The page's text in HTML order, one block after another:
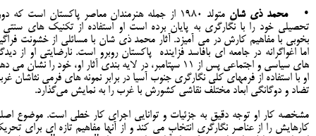
•محمد ذی شان
متولد 1980 از جمله هنرمندان معاصر پاکستان است که
تحصیلی خود را با نگارگری به پایان برده است او استفاده از تکنیک های سنتی
بخوبی با مفاهیم کارش در می آمیزد. آثار محمد ذی شان با مسائلی از خشونت
اما اغواگرانه در جامعه ای بافاسد فزاینده پاکستان روبرو است. نارضایتی او از
های سیاسی و اجتماعی پس از 11 سپتامبر، در لایه بندی آثار او، خود را نشان می
او با استفاده از فرمهای کلی نگارگری جنوب آسیا در برابر نمونه های فرمی نثاشان
تضاد و دوگانگی ابعاد مختلف نقاشی کشورش با غرب را به نمایش می‌گذارد.
مشخصه کار او توجه دقیق به جزئیات و توانایی اجرای کار خطی است. موضوع
کارهایش را از عناصر نگارگری انتخاب می کند و از آنها مفاهیم تازه ای برای